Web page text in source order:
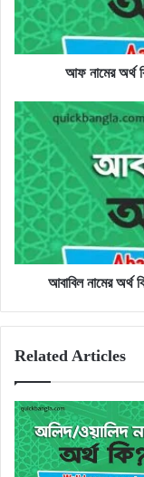
(Aaf
name
meaning)
আফ নামের
আবাবিল
নামের
অর্থ
কি?
সঠিক
জানুন
(Ababil
name
meaning)
আবাবিল নামের
Related Articles